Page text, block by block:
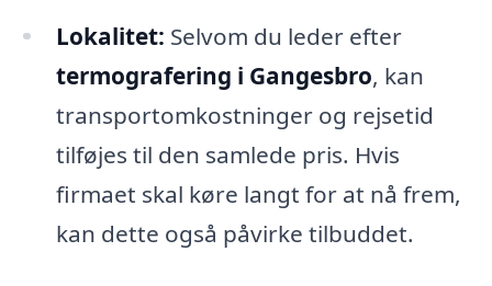
Lokalitet: Selvom du leder efter
termografering i Gangesbro, kan
transportomkostninger og rejsetid
tilføjes til den samlede pris. Hvis
firmaet skal køre langt for at nå frem,
kan dette også påvirke tilbuddet.